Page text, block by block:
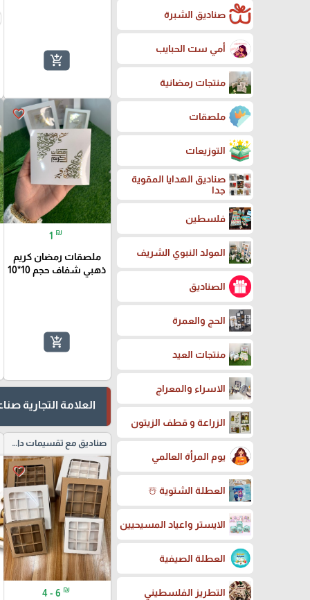
صناديق الشبرة
أمي ست الحبايب
منتجات رمضانية
ملصقات
التوزيعات
صناديق الهدايا المقوية
جدا
فلسطين
المولد النبوي الشريف
الصناديق
الحج والعمرة
منتجات العيد
الاسراء والمعراج
الزراعة و قطف الزيتون
يوم المرأة العالمي
العطلة الشتوية ☃️
الايستر واعياد المسيحيين
العطلة الصيفية
التطريز الفلسطيني
add_shopping_cart
favorite_border
1 ₪
ملصقات رمضان كريم
ذهبي شفاف حجم 10*10
add_shopping_cart
العلامة التجارية
صناديق مع تقسيمات داخلية
favorite_border
4 - 6 ₪